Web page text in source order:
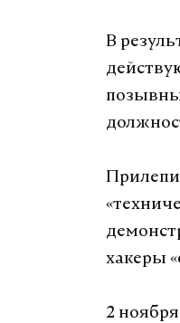
В
хакеры
2